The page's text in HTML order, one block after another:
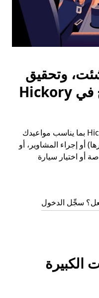
وتحقيق
ما تحتاج إليه من ربح في Hickory
حقِّق الأرباح في مدينة Hickory Creek بما يناسب مواعيدك
أو إجراء المشاوير، أو
أو اختيار سيارة
سجِّل الدخول
الكبيرة